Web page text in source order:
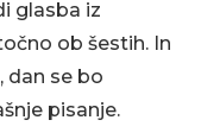
glasba iz
ob šestih. In
dan se bo
pisanje.